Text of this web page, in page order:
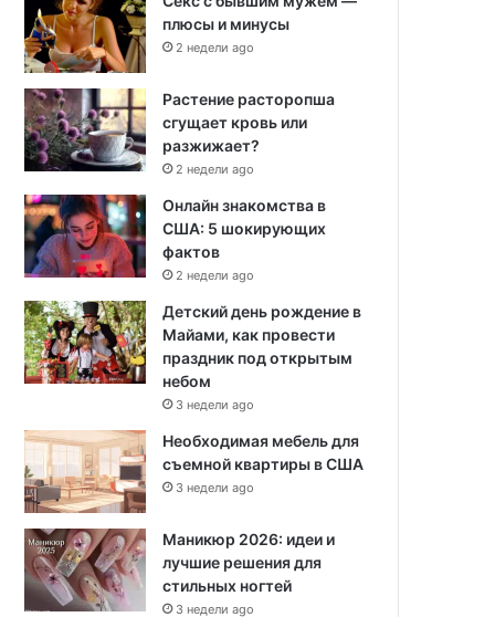
плюсы и минусы
2 недели ago
Растение расторопша
сгущает кровь или
разжижает?
2 недели ago
Онлайн знакомства в
США: 5 шокирующих
фактов
2 недели ago
Детский день рождение в
Майами, как провести
праздник под открытым
небом
3 недели ago
Необходимая мебель для
съемной квартиры в США
3 недели ago
Маникюр 2026: идеи и
лучшие решения для
стильных ногтей
3 недели ago